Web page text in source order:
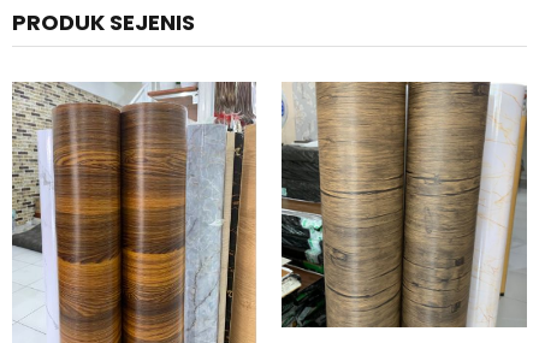
PRODUK SEJENIS